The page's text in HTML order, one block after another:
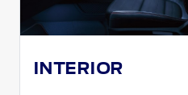
INTERIOR